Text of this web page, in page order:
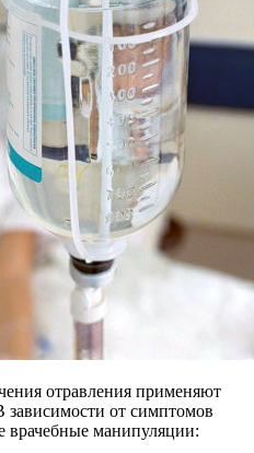
отравления применяют
зависимости от симптомов
врачебные манипуляции: